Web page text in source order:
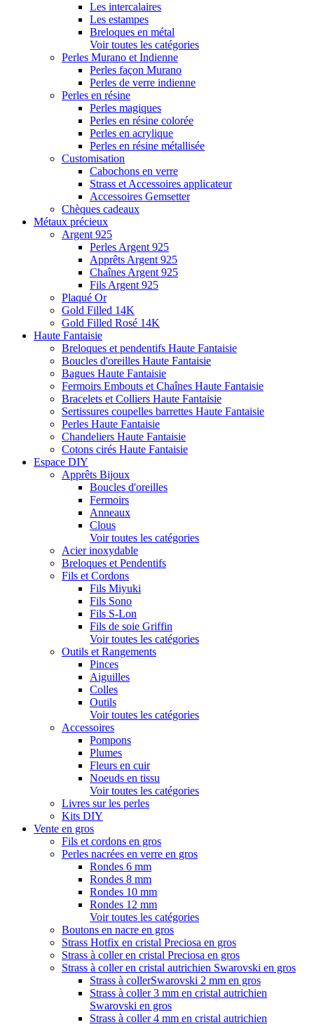
Les intercalaires
Les estampes
Breloques en métal
Voir toutes les catégories
Perles Murano et Indienne
Perles façon Murano
Perles de verre indienne
Perles en résine
Perles magiques
Perles en résine colorée
Perles en acrylique
Perles en résine métallisée
Customisation
Cabochons en verre
Strass et Accessoires applicateur
Accessoires Gemsetter
Chèques cadeaux
Métaux précieux
Argent 925
Perles Argent 925
Apprêts Argent 925
Chaînes Argent 925
Fils Argent 925
Plaqué Or
Gold Filled 14K
Gold Filled Rosé 14K
Haute Fantaisie
Breloques et pendentifs Haute Fantaisie
Boucles d'oreilles Haute Fantaisie
Bagues Haute Fantaisie
Fermoirs Embouts et Chaînes Haute Fantaisie
Bracelets et Colliers Haute Fantaisie
Sertissures coupelles barrettes Haute Fantaisie
Perles Haute Fantaisie
Chandeliers Haute Fantaisie
Cotons cirés Haute Fantaisie
Espace DIY
Apprêts Bijoux
Boucles d'oreilles
Fermoirs
Anneaux
Clous
Voir toutes les catégories
Acier inoxydable
Breloques et Pendentifs
Fils et Cordons
Fils Miyuki
Fils Sono
Fils S-Lon
Fils de soie Griffin
Voir toutes les catégories
Outils et Rangements
Pinces
Aiguilles
Colles
Outils
Voir toutes les catégories
Accessoires
Pompons
Plumes
Fleurs en cuir
Noeuds en tissu
Voir toutes les catégories
Livres sur les perles
Kits DIY
Vente en gros
Fils et cordons en gros
Perles nacrées en verre en gros
Rondes 6 mm
Rondes 8 mm
Rondes 10 mm
Rondes 12 mm
Voir toutes les catégories
Boutons en nacre en gros
Strass Hotfix en cristal Preciosa en gros
Strass à coller en cristal Preciosa en gros
Strass à coller en cristal autrichien Swarovski en gros
Strass à collerSwarovski 2 mm en gros
Strass à coller 3 mm en cristal autrichien
Swarovski en gros
Strass à coller 4 mm en cristal autrichien